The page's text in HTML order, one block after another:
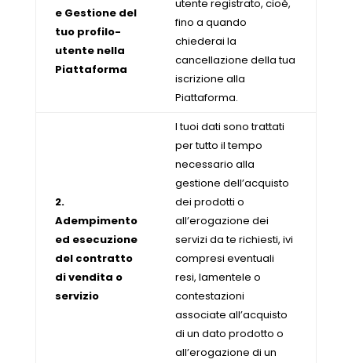
e Gestione del
tuo profilo-
utente nella
Piattaforma
utente registrato, cioè,
fino a quando
chiederai la
cancellazione della tua
iscrizione alla
Piattaforma.
2.
Adempimento
ed esecuzione
del contratto
di vendita o
servizio
I tuoi dati sono trattati
per tutto il tempo
necessario alla
gestione dell’acquisto
dei prodotti o
all’erogazione dei
servizi da te richiesti, ivi
compresi eventuali
resi, lamentele o
contestazioni
associate all’acquisto
di un dato prodotto o
all’erogazione di un